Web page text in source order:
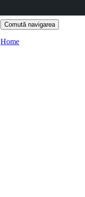
Comută navigarea
Sari
Home